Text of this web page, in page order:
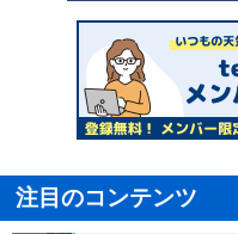
注目のコンテンツ